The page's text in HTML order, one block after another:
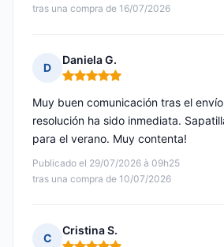
tras una compra de 16/07/2026
D
Daniela G.
Nota: 5 de 5
Publicado el 29/07/2026 à 09h25
tras una compra de 10/07/2026
Muy buen comunicación tras el
resolución ha sido inmediata.
para el verano. Muy contenta!
C
Cristina S.